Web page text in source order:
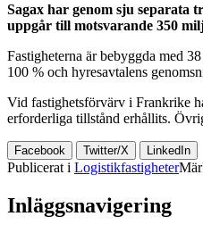
Sagax har genom sju separata
uppgår till motsvarande 350
Fastigheterna är bebyggda med
100 % och hyresavtalens
Vid fastighetsförvärv i Frankrike
erforderliga tillstånd erhållits.
Facebook Twitter/X LinkedIn
Publicerat i Logistikfastigheter
Inläggsnavigering